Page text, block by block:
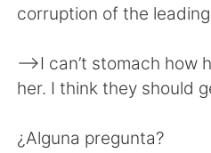
Türkçe Tiếng
Português
corruption of the
—>I can’t stomach how
her. I think they should
¿Alguna pregunta?